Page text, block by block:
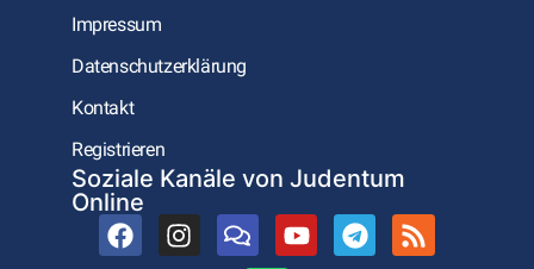
Impressum
Datenschutzerklärung
Kontakt
Registrieren
Soziale Kanäle von Judentum
Online